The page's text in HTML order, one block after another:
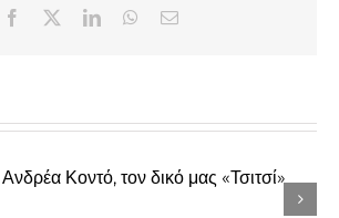
Facebook LinkedInWhatsApp
Email